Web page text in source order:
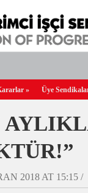
» Üye
2018 AT 15:15 /